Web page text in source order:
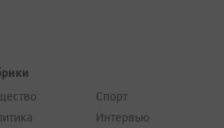
Спорт
Интервью